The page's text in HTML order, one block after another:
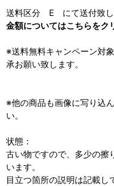
送料区分 E にて送付致し
金額についてはこちらをク
※送料無料キャンペーン対
承お願い致します。
※他の商品も画像に写り込
い。
状態：
古い物ですので、多少の擦
います。
目立つ箇所の説明は記載し